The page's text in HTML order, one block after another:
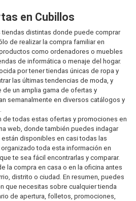
en Cubillos
tiendas distintas donde puede comprar
de realizar la compra familiar en
como ordenadores o muebles
de informática o menaje del hogar.
por tener tiendas únicas de ropa y
las últimas tendencias de moda, y
un amplia gama de ofertas y
semanalmente en diversos catálogos y
de todas estas ofertas y promociones en
web, donde también puedes indagar
disponibles en casi todas las
toda esta información en
te sea fácil encontrarlas y comparar.
la compra en casa o en la oficina antes
distrito o ciudad. En resumen, puedes
que necesitas sobre cualquier tienda
de apertura, folletos, promociones,